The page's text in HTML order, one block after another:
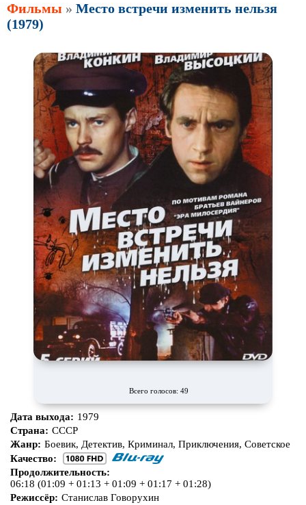
Фильмы » Место встречи изменить нельзя
(1979)
Всего голосов: 49
Дата выхода: 1979
Страна: СССР
Жанр: Боевик, Детектив, Криминал, Приключения, Советское
Качество:
Продолжительность:
06:18 (01:09 + 01:13 + 01:09 + 01:17 + 01:28)
Режиссёр: Станислав Говорухин